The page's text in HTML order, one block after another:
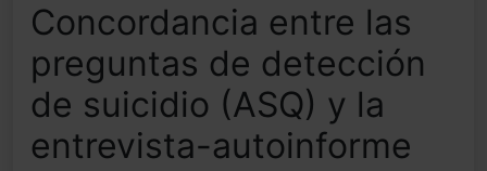
Concordancia entre las
preguntas de detección
de suicidio (ASQ) y la
entrevista-autoinforme